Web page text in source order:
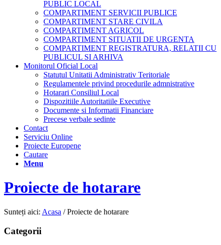
PUBLIC LOCAL
COMPARTIMENT SERVICII PUBLICE
COMPARTIMENT STARE CIVILA
COMPARTIMENT AGRICOL
COMPARTIMENT SITUATII DE URGENTA
COMPARTIMENT REGISTRATURA, RELATII CU
PUBLICUL SI ARHIVA
Monitorul Oficial Local
Statutul Unitatii Administrativ Teritoriale
Regulamentele privind procedurile admnistrative
Hotarari Consiliul Local
Dispozitiile Autoritatiile Executive
Documente si Informatii Financiare
Precese verbale sedinte
Contact
Serviciu Online
Proiecte Europene
Cautare
Menu
Proiecte de hotarare
Sunteți aici: Acasa / Proiecte de hotarare
Categorii